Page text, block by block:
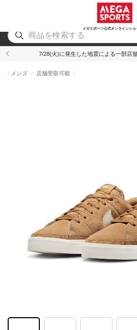
メガスポーツ公式オンラインショ
アウトドア
7/28(火)に発生した地震による一部店
メンズ 店舗受取可能